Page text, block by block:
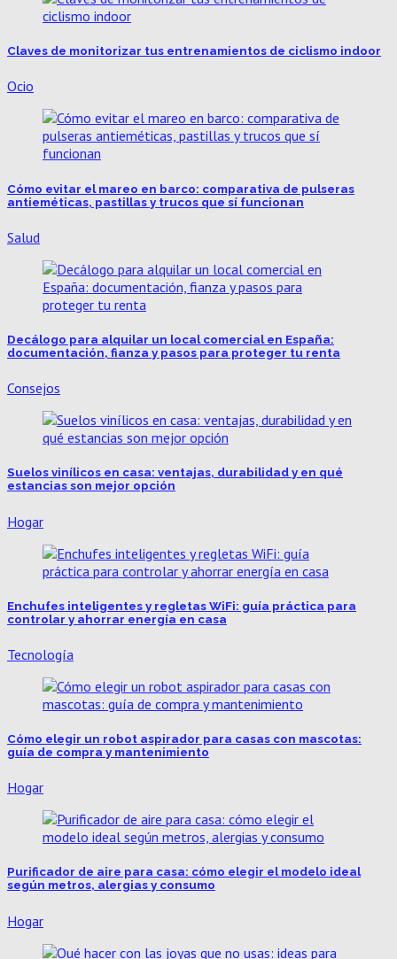
Claves de monitorizar tus entrenamientos de ciclismo indoor
Ocio
Cómo evitar el mareo en barco: comparativa de pulseras
antieméticas, pastillas y trucos que sí funcionan
Salud
Decálogo para alquilar un local comercial en España:
documentación, fianza y pasos para proteger tu renta
Consejos
Suelos vinílicos en casa: ventajas, durabilidad y en qué
estancias son mejor opción
Hogar
Enchufes inteligentes y regletas WiFi: guía práctica para
controlar y ahorrar energía en casa
Tecnología
Cómo elegir un robot aspirador para casas con mascotas:
guía de compra y mantenimiento
Hogar
Purificador de aire para casa: cómo elegir el modelo ideal
según metros, alergias y consumo
Hogar